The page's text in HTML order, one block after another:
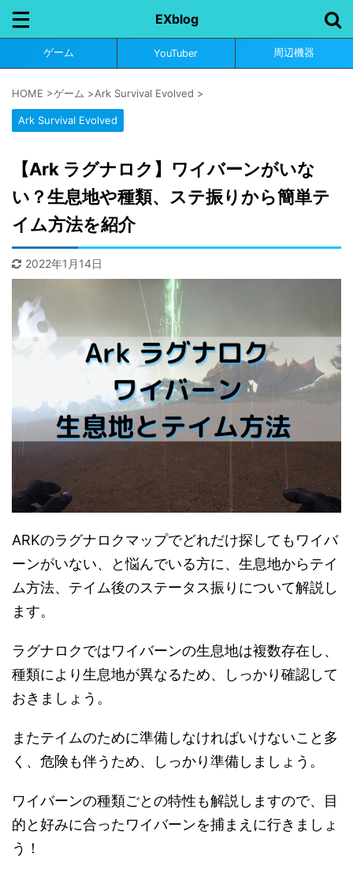
EXblog
ゲーム YouTuber 周辺機器
HOME >ゲーム >Ark Survival Evolved >
Ark Survival Evolved
【Ark ラグナロク】ワイバーンがいな
い？生息地や種類、ステ振りから簡単テ
イム方法を紹介
2022年1月14日
ARKのラグナロクマップでどれだけ探してもワイバ
ーンがいない、と悩んでいる方に、生息地からテイ
ム方法、テイム後のステータス振りについて解説し
ます。
ラグナロクではワイバーンの生息地は複数存在し、
種類により生息地が異なるため、しっかり確認して
おきましょう。
またテイムのために準備しなければいけないこと多
く、危険も伴うため、しっかり準備しましょう。
ワイバーンの種類ごとの特性も解説しますので、目
的と好みに合ったワイバーンを捕まえに行きましょ
う！